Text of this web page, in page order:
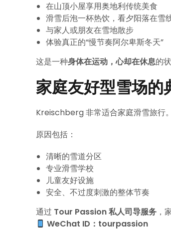
在山顶小屋享用奥地利传统美食
滑雪后泡一杯热饮，看夕阳落在雪
与家人或朋友在雪地散步
体验真正的“慢节奏阿尔卑斯冬天”
这是一种身体在运动，心却在休息的
家庭友好型雪场的
Kreischberg 非常适合家庭滑雪旅行。
原因包括：
清晰的雪道分区
专业滑雪学校
儿童友好设施
安全、不过度刺激的整体节奏
通过 Tour Passion 私人司导服务 ，
WeChat ID：tourpassion